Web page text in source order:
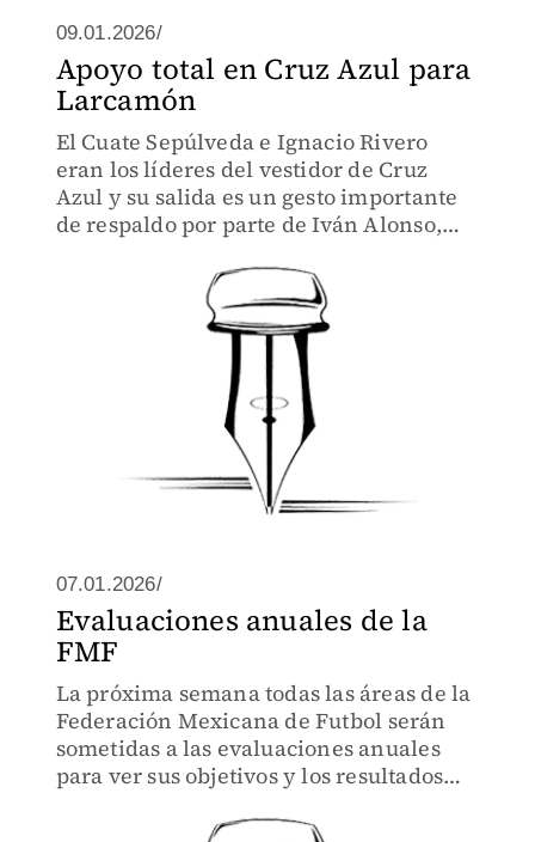
09.01.2026/
Apoyo total en Cruz Azul para
Larcamón
El Cuate Sepúlveda e Ignacio Rivero
eran los líderes del vestidor de Cruz
Azul y su salida es un gesto importante
de respaldo por parte de Iván Alonso,
07.01.2026/
Evaluaciones anuales de la
FMF
La próxima semana todas las áreas de la
Federación Mexicana de Futbol serán
sometidas a las evaluaciones anuales
para ver sus objetivos y los resultados